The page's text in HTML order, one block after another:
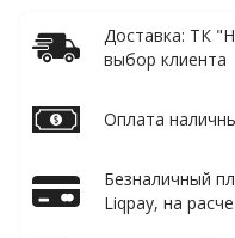
Доставка: ТК
выбор клиента
Оплата
Безналичный
Liqpay, на